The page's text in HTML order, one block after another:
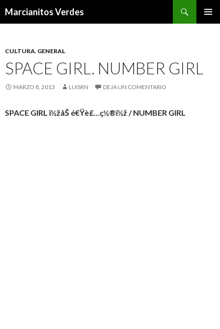
Marcianitos Verdes
CULTURA, GENERAL
SPACE GIRL. NUMBER GIRL
MARZO 8, 2013 LUISRN DEJA UN COMENTARIO
SPACE GIRLï½žåŠ é€Ÿè£…ç½®ï½ž / NUMBER GIRL